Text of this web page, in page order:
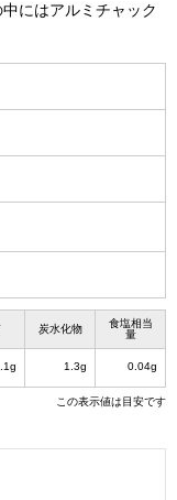
にはアルミチャック
炭水化物
食塩相当
量
1.3g 0.04g
この表示値は目安です